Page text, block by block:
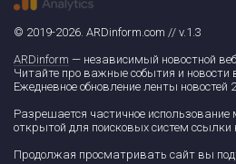
© 2019-2026. ARDinform.com // v.1.3
ARDinform — независимый новостной
Читайте про важные события и новости
Ежедневное обновление ленты новостей
Разрешается частичное
открытой для поисковых систем
Продолжая просматривать сайт вы